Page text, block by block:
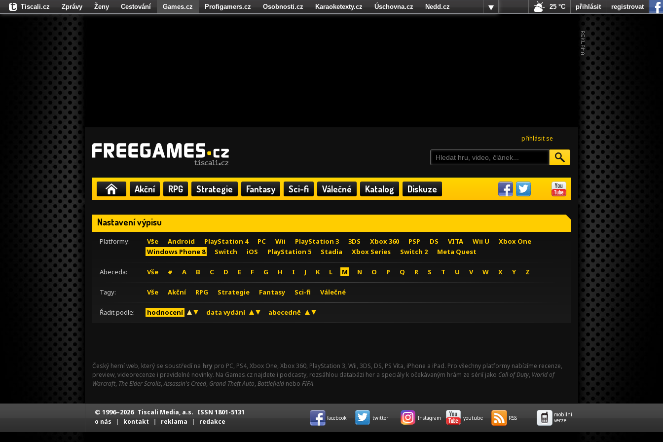
přihlásit se
Akční RPG Strategie Fantasy Sci-fi Válečné Katalog Diskuze
Nastavení výpisu
Platformy: Vše Android PlayStation 4 PC Wii PlayStation 3 3DS Xbox 360 PSP DS VITA Wii U
Xbox One
Windows Phone 8
Switch iOS PlayStation 5 Stadia Xbox Series Switch 2 Meta Quest
Abeceda: Vše # A B C D E F G H I J K L M N O P Q R S T U V W X Y Z
Tagy: Vše Akční RPG Strategie Fantasy Sci-fi Válečné
Řadit podle: hodnocení data vydání abecedně
Český herní web, který se soustředí na hry pro PC, PS4, Xbox One, Xbox 360, PlayStation 3, Wii, 3DS, DS, PS Vita, iPhone a iPad. Pro všechny platformy nabízíme recenze,
preview, videorecenze i pravidelné novinky. Na Games.cz najdete i podcasty, rozsáhlou databázi her a speciály k očekávaným hrám ze sérií jako Call of Duty, World of
Warcraft, The Elder Scrolls,Assassin's Creed, Grand Theft Auto, Battlefield nebo FIFA.
Tiscali.cz Zprávy Ženy Cestování Games.cz Profigamers.cz Osobnosti.cz Karaoketexty.cz Úschovna.cz
Nedd.cz
Fights.cz
25 °C přihlásit registrovat
© 1996–2026 Tiscali Media, a.s. ISSN 1801-5131
o nás | kontakt | reklama | redakce facebook twitter Instagram youtube RSS
mobilní
verze